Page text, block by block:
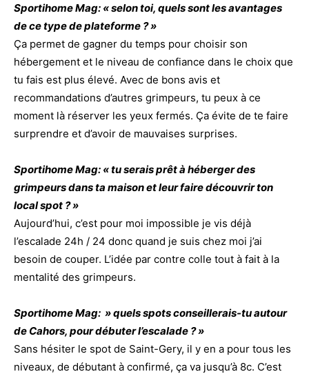
Sportihome Mag: « selon toi, quels sont les avantages
de ce type de plateforme ? »
Ça permet de gagner du temps pour choisir son
hébergement et le niveau de confiance dans le choix que
tu fais est plus élevé. Avec de bons avis et
recommandations d’autres grimpeurs, tu peux à ce
moment là réserver les yeux fermés. Ça évite de te faire
surprendre et d’avoir de mauvaises surprises.
Sportihome Mag: « tu serais prêt à héberger des
grimpeurs dans ta maison et leur faire découvrir ton
local spot ? »
Aujourd’hui, c’est pour moi impossible je vis déjà
l’escalade 24h / 24 donc quand je suis chez moi j’ai
besoin de couper. L’idée par contre colle tout à fait à la
mentalité des grimpeurs.
Sportihome Mag: » quels spots conseillerais-tu autour
de Cahors, pour débuter l’escalade ? »
Sans hésiter le spot de Saint-Gery, il y en a pour tous les
niveaux, de débutant à confirmé, ça va jusqu’à 8c. C’est